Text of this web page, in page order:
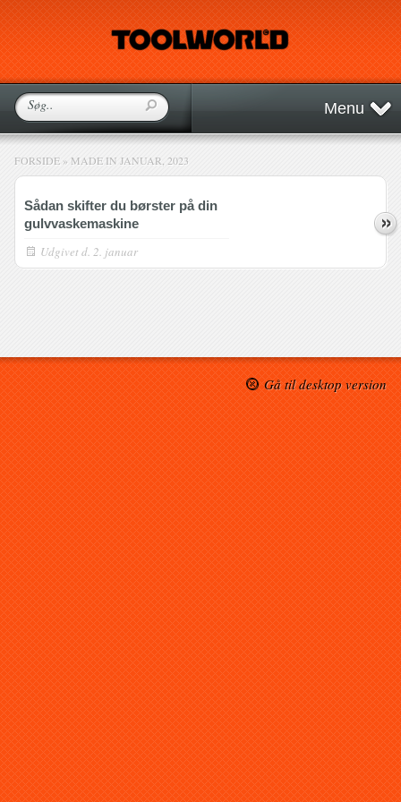
Menu
FORSIDE » MADE IN JANUAR, 2023
Sådan skifter du børster på din
gulvvaskemaskine
Udgivet d. 2. januar
Gå til desktop version